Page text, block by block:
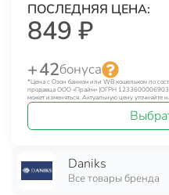
ПОСЛЕДНЯЯ ЦЕНА:
849 ₽
+ 42бонуса
*Цена с Озон банком или WB кошельком по
продавца ООО «Прайм» (ОГРН 1233600006903,
может изменяться. Актуальную цену уточняйте
Daniks
Все товары бренда